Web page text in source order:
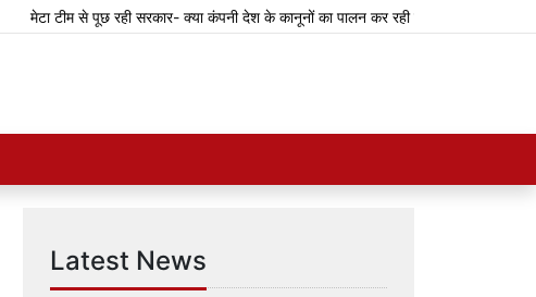
मेटा टीम से पूछ रही सरकार- क्या कंपनी देश के कानूनों का पालन कर रही है?
Latest News